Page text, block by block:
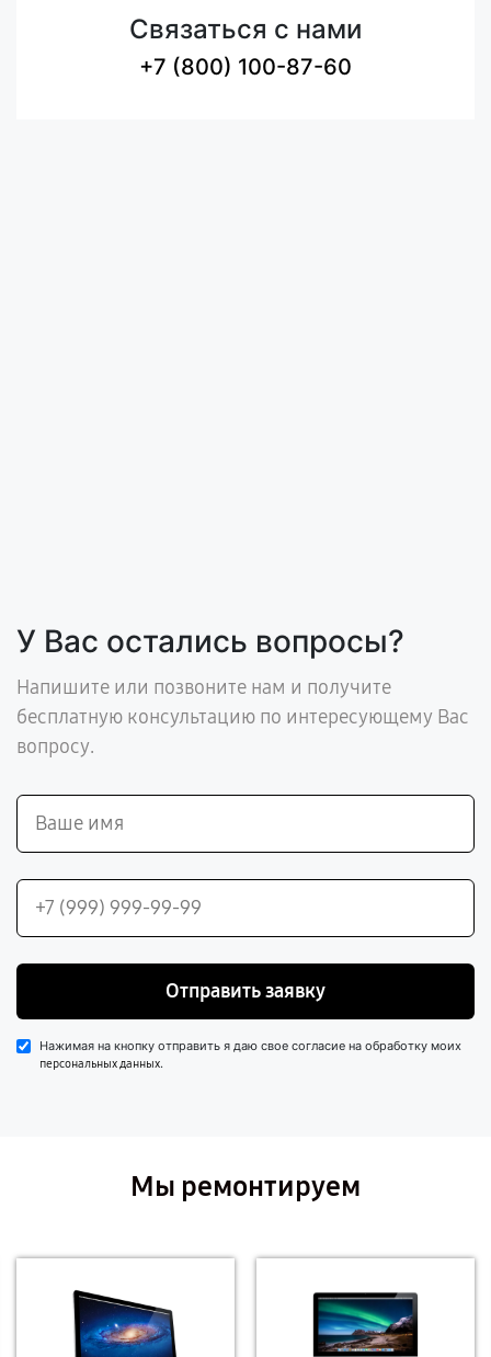
Связаться с нами
+7 (800) 100-87-60
У Вас остались вопросы?
Напишите или позвоните нам и получите
бесплатную консультацию по интересующему Вас
вопросу.
Отправить заявку
Нажимая на кнопку отправить я даю свое согласие на обработку моих
персональных данных.
Мы ремонтируем